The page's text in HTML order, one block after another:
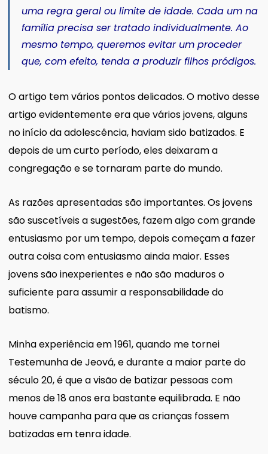
uma regra geral ou limite de idade. Cada um na
família precisa ser tratado individualmente. Ao
mesmo tempo, queremos evitar um proceder
que, com efeito, tenda a produzir filhos pródigos.
O artigo tem vários pontos delicados. O motivo desse
artigo evidentemente era que vários jovens, alguns
no início da adolescência, haviam sido batizados. E
depois de um curto período, eles deixaram a
congregação e se tornaram parte do mundo.
As razões apresentadas são importantes. Os jovens
são suscetíveis a sugestões, fazem algo com grande
entusiasmo por um tempo, depois começam a fazer
outra coisa com entusiasmo ainda maior. Esses
jovens são inexperientes e não são maduros o
suficiente para assumir a responsabilidade do
batismo.
Minha experiência em 1961, quando me tornei
Testemunha de Jeová, e durante a maior parte do
século 20, é que a visão de batizar pessoas com
menos de 18 anos era bastante equilibrada. E não
houve campanha para que as crianças fossem
batizadas em tenra idade.